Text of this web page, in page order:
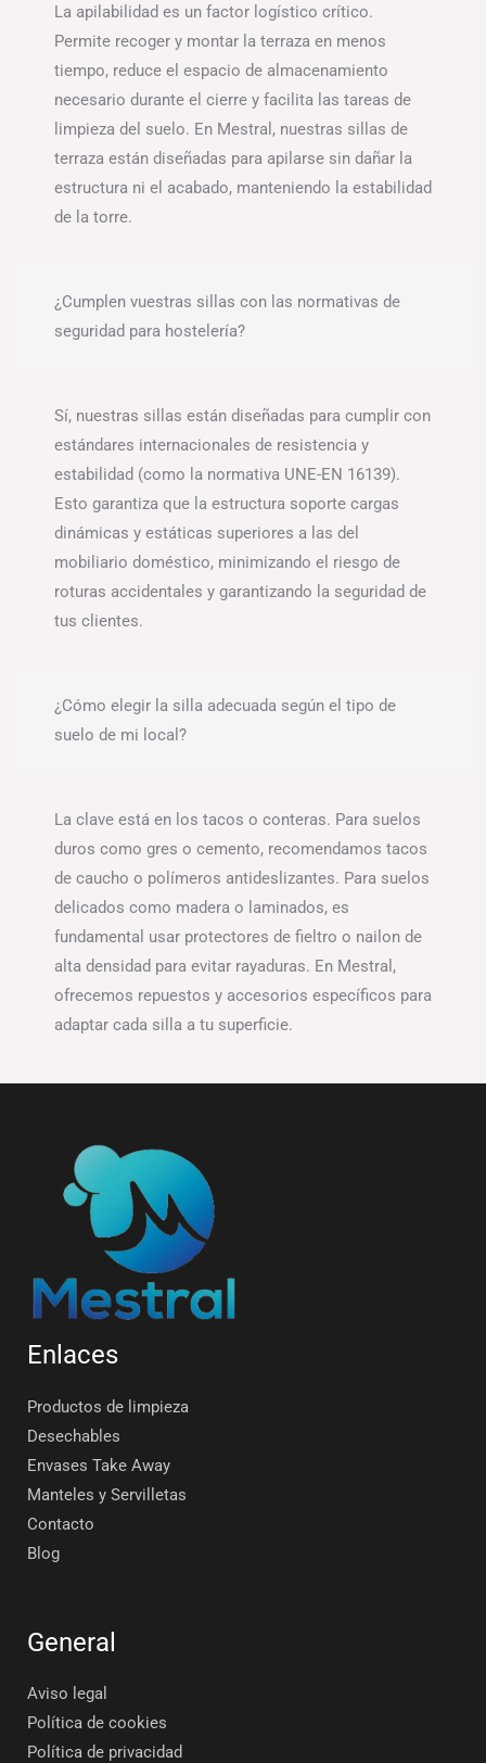
La apilabilidad es un factor logístico crítico.
Permite recoger y montar la terraza en menos
tiempo, reduce el espacio de almacenamiento
necesario durante el cierre y facilita las tareas de
limpieza del suelo. En Mestral, nuestras sillas de
terraza están diseñadas para apilarse sin dañar la
estructura ni el acabado, manteniendo la estabilidad
de la torre.
¿Cumplen vuestras sillas con las normativas de
seguridad para hostelería?
Sí, nuestras sillas están diseñadas para cumplir con
estándares internacionales de resistencia y
estabilidad (como la normativa UNE-EN 16139).
Esto garantiza que la estructura soporte cargas
dinámicas y estáticas superiores a las del
mobiliario doméstico, minimizando el riesgo de
roturas accidentales y garantizando la seguridad de
tus clientes.
¿Cómo elegir la silla adecuada según el tipo de
suelo de mi local?
La clave está en los tacos o conteras. Para suelos
duros como gres o cemento, recomendamos tacos
de caucho o polímeros antideslizantes. Para suelos
delicados como madera o laminados, es
fundamental usar protectores de fieltro o nailon de
alta densidad para evitar rayaduras. En Mestral,
ofrecemos repuestos y accesorios específicos para
adaptar cada silla a tu superficie.
Enlaces
Productos de limpieza
Desechables
Envases Take Away
Manteles y Servilletas
Contacto
Blog
General
Aviso legal
Política de cookies
Política de privacidad